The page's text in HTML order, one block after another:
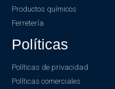
Productos químicos
Ferretería
Políticas
Políticas de privacidad
Políticas comerciales